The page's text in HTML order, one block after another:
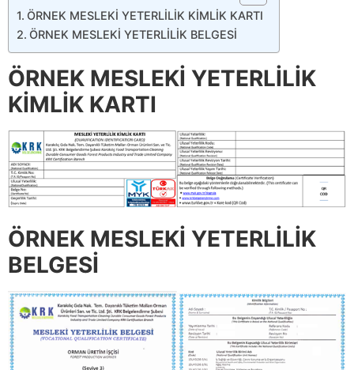
ÖRNEK MESLEKİ YETERLİLİK KİMLİK KARTI
ÖRNEK MESLEKİ YETERLİLİK BELGESİ
ÖRNEK MESLEKİ YETERLİLİK
KİMLİK KARTI
ÖRNEK MESLEKİ YETERLİLİK
BELGESİ